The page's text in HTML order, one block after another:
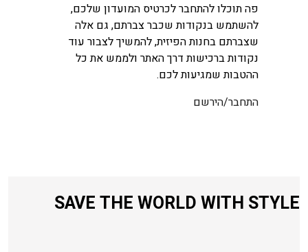
פה תוכלו להתחבר לכרטיס המועדון שלכם,
להשתמש בנקודות שכבר צברתם, גם אלה
שצברתם בחנות הפיזית, להמשיך לצבור עוד
נקודות ברכישות דרך האתר ולממש את כל
ההטבות שמגיעות לכם.
התחבר/הירשם
SAVE THE WORLD WITH STYLE